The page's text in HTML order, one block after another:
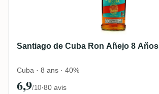
Santiago de Cuba Ron Añejo 8 Años
Cuba · 8 ans · 40%
6,9/10·80 avis